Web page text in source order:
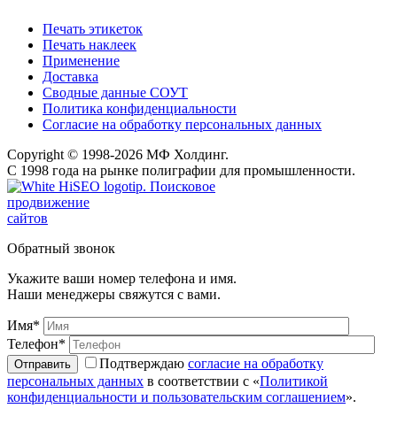
Печать этикеток
Печать наклеек
Применение
Доставка
Сводные данные СОУТ
Политика конфиденциальности
Согласие на обработку персональных данных
Copyright © 1998-2026 МФ Холдинг.
С 1998 года на рынке полиграфии для промышленности.
Поисковое
продвижение
сайтов
Обратный звонок
Укажите ваши номер телефона и имя.
Наши менеджеры свяжутся с вами.
Имя*
Телефон*
Подтверждаю согласие на обработку
персональных данных в соответствии с «Политикой
конфиденциальности и пользовательским соглашением».